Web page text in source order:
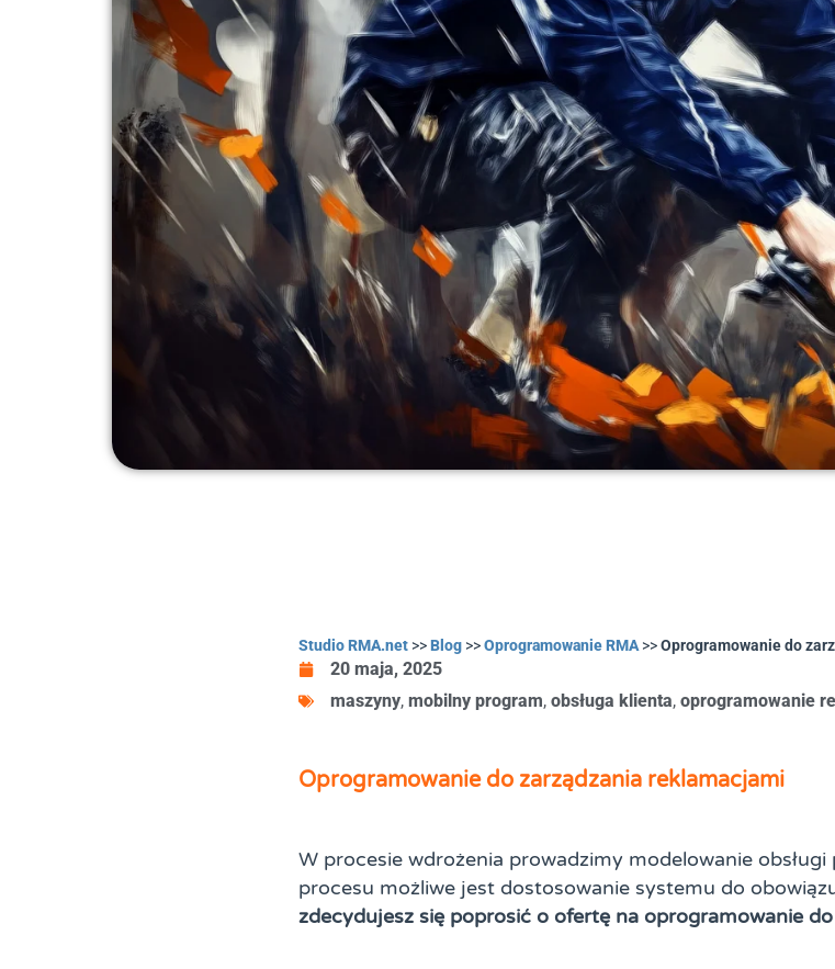
Studio RMA.net >>Blog >>Oprogramowanie RMA >>Oprogramowanie do
20 maja, 2025
maszyny, mobilny program, obsługa klienta, oprogramowanie
Oprogramowanie do zarządzania reklamacjami
W procesie wdrożenia prowadzimy modelowanie
procesu możliwe jest dostosowanie systemu do
zdecydujesz się poprosić o ofertę na oprogramowanie